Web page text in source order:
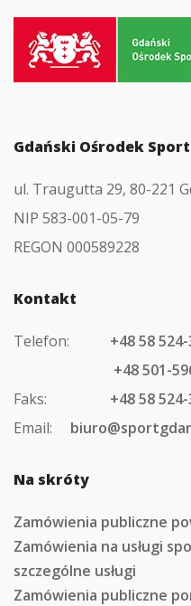
Gdański Ośrodek
ul. Traugutta 29, 80-221
NIP 583-001-05-79
REGON 000589228
Kontakt
Telefon:
+48 58
+48 501-
Faks:
+48 58
Email:
Na skróty
Zamówienia publiczne
Zamówienia na usługi
szczególne usługi
Zamówienia publiczne